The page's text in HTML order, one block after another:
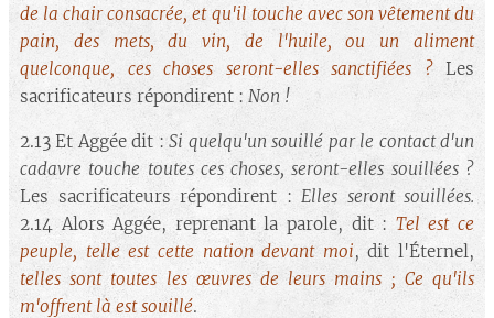
de la chair consacrée, et qu'il touche avec son vêtement du
pain, des mets, du vin, de l'huile, ou un aliment
quelconque, ces choses seront-elles sanctifiées ? Les
sacrificateurs répondirent : Non !
2.13 Et Aggée dit :Si quelqu'un souillé par le contact d'un
cadavre touche toutes ces choses, seront-elles souillées ?
Les sacrificateurs répondirent : Elles seront souillées.
2.14 Alors Aggée, reprenant la parole, dit : Tel est ce
peuple, telle est cette nation devant moi, dit l'Éternel,
telles sont toutes les œuvres de leurs mains ; Ce qu'ils
m'offrent là est souillé.